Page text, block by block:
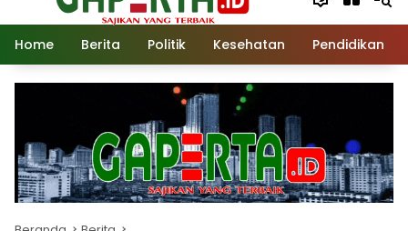
Home Berita Politik Kesehatan Pendidikan